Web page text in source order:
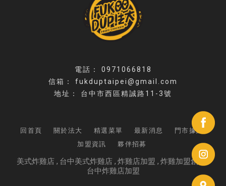
0971066818
fukduptaipei@gmail.com
台中市西區精誠路11-3號
回首頁 關於法大 精選菜單 最新消息
門市據點
加盟資訊
夥伴招募
美式炸雞店 台中美式炸雞店 炸雞店加盟
炸雞加盟創業
台中炸雞店加盟